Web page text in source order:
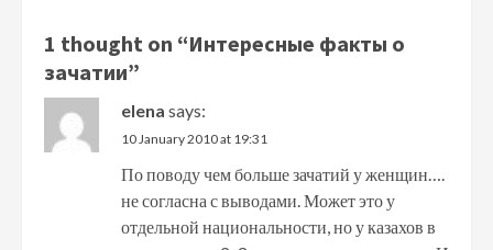
1 thought on “Интересные факты о
зачатии”
elena says:
10 January 2010 at 19:31
По поводу чем больше зачатий у женщин….
не согласна с выводами. Может это у
отдельной национальности, но у казахов в